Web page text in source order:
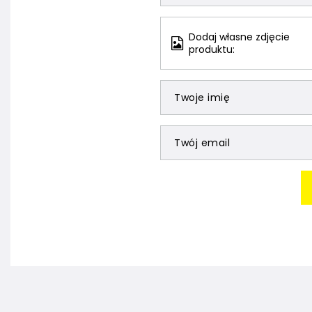
Dodaj własne zdjęcie
produktu:
Twoje imię
Twój email